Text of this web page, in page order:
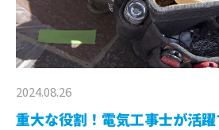
2024.08.26
重大な役割！電気工事士が活